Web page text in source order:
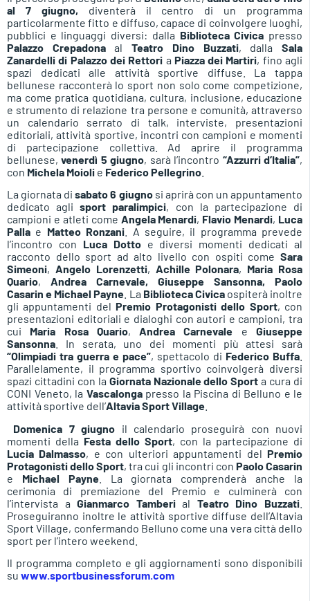
al 7 giugno, diventerà il centro di un programma
particolarmente fitto e diffuso, capace di coinvolgere luoghi,
pubblici e linguaggi diversi: dalla Biblioteca Civica presso
Palazzo CrepadonaalTeatro Dino Buzzati, dallaSala
Zanardelli di Palazzo dei Rettori a Piazza dei Martiri, fino agli
spazi dedicati alle attività sportive diffuse. La tappa
bellunese racconterà lo sport non solo come competizione,
ma come pratica quotidiana, cultura, inclusione, educazione
e strumento di relazione tra persone e comunità, attraverso
un calendario serrato di talk, interviste, presentazioni
editoriali, attività sportive, incontri con campioni e momenti
di partecipazione collettiva. Ad aprire il programma
bellunese,venerdì 5 giugno, sarà l’incontro “Azzurri d’Italia”,
con Michela Moioli e Federico Pellegrino
La giornata disabato 6 giugnosi aprirà con un appuntamento
dedicato aglisport paralimpici, con la partecipazione di
campioni e atleti come Angela Menardi, Flavio Menardi, Luca
Palla e Matteo Ronzani . A seguire, il programma prevede
l’incontro con Luca Dottoe diversi momenti dedicati al
racconto dello sport ad alto livello con ospiti come Sara
Simeoni, Angelo Lorenzetti, Achille Polonara, Maria Rosa
Quario, Andrea Carnevale, Giuseppe Sansonna, Paolo
Casarin e Michael Payne . La Biblioteca Civicaospiterà inoltre
gli appuntamenti delPremio Protagonisti dello Sport, con
presentazioni editoriali e dialoghi con autori e campioni, tra
cui Maria Rosa Quario,Andrea Carnevale eGiuseppe
Sansonna . In serata, uno dei momenti più attesi sarà
“Olimpiadi tra guerra e pace”, spettacolo di Federico Buffa
Parallelamente, il programma sportivo coinvolgerà diversi
spazi cittadini con la Giornata Nazionale dello Sport a cura di
CONI Veneto, la Vascalongapresso la Piscina di Belluno e le
attività sportive dell’Altavia Sport Village
Domenica 7 giugno il calendario proseguirà con nuovi
momenti della Festa dello Sport, con la partecipazione di
Lucia Dalmasso, e con ulteriori appuntamenti delPremio
Protagonisti dello Sport, tra cui gli incontri con Paolo Casarin
e Michael Payne. La giornata comprenderà anche la
cerimonia di premiazione del Premio e culminerà con
l’intervista aGianmarco Tamberial Teatro Dino Buzzati
Proseguiranno inoltre le attività sportive diffuse dell’Altavia
Sport Village, confermando Belluno come una vera città dello
sport per l’intero weekend.
Il programma completo e gli aggiornamenti sono disponibili
su www.sportbusinessforum.com